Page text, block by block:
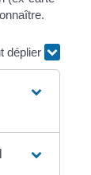
déplier